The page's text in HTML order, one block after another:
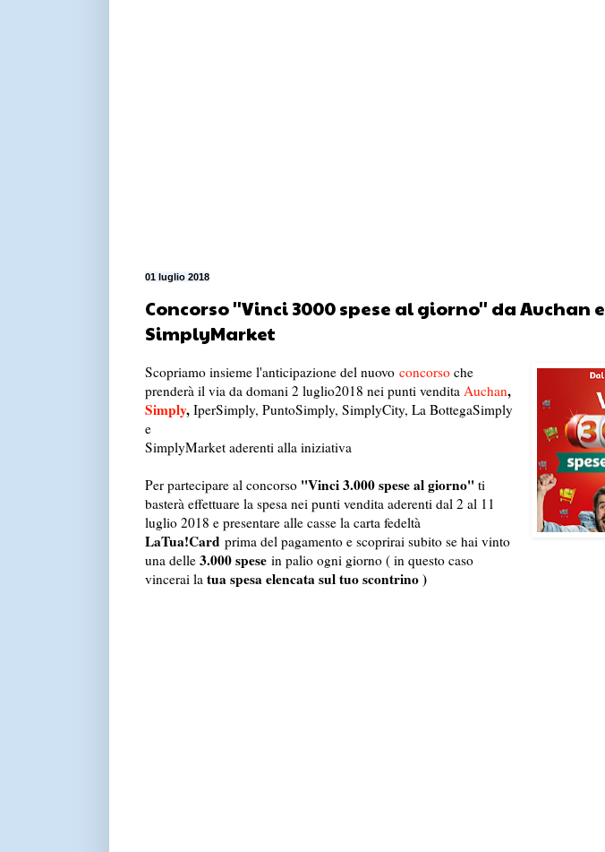
01 luglio 2018
Concorso ''Vinci 3000 spese al giorno'' da Auchan e
SimplyMarket
Scopriamo insieme l'anticipazione del nuovo concorsoche
prenderà il via da domani 2 luglio2018 nei punti vendita Auchan,
Simply, IperSimply, PuntoSimply, SimplyCity, La BottegaSimply
e
SimplyMarket aderenti alla iniziativa
Per partecipare al concorso ''Vinci 3.000 spese al giorno'' ti
basterà effettuare la spesa nei punti vendita aderenti dal 2 al 11
luglio 2018 e presentare alle casse la carta fedeltà
LaTua!Card prima del pagamento e scoprirai subito se hai vinto
una delle 3.000 spesein palio ogni giorno ( in questo caso
vincerai la tua spesa elencata sul tuo scontrino )